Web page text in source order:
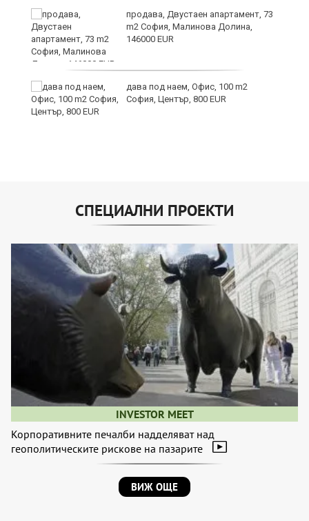
продава, Двустаен апартамент, 73
m2 София, Малинова Долина,
146000 EUR
дава под наем, Офис, 100 m2
София, Център, 800 EUR
СПЕЦИАЛНИ ПРОЕКТИ
INVESTOR MEET
Корпоративните печалби надделяват над
геополитическите рискове на пазарите
ВИЖ ОЩЕ